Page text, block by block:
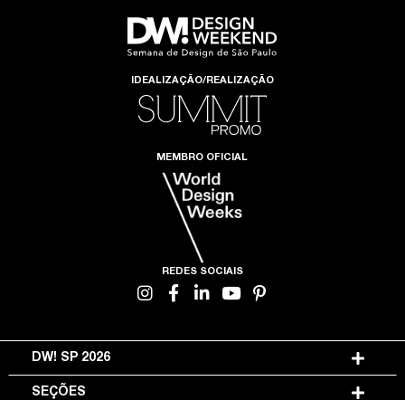
IDEALIZAÇÃO/REALIZAÇÃO
MEMBRO OFICIAL
REDES SOCIAIS
DW! SP 2026
SEÇÕES